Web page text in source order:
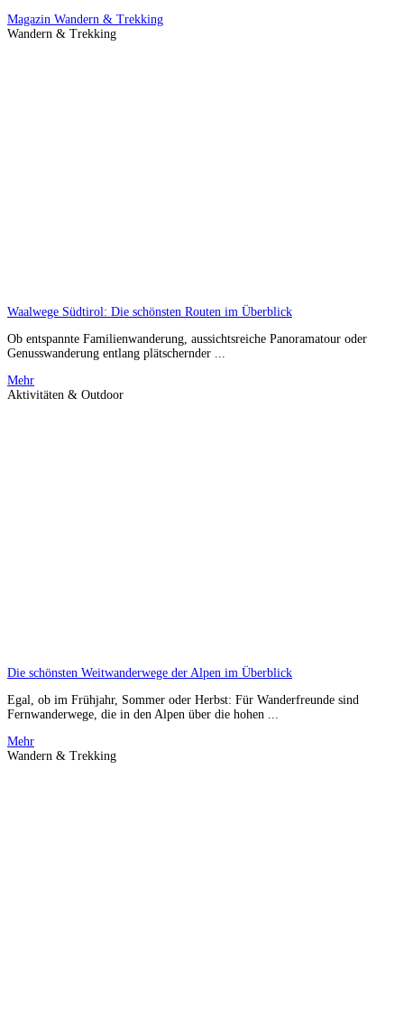
Magazin Wandern & Trekking
Wandern & Trekking
Waalwege Südtirol: Die schönsten Routen im Überblick
Ob entspannte Familienwanderung, aussichtsreiche Panoramatour oder
Genusswanderung entlang plätschernder ...
Mehr
Aktivitäten & Outdoor
Die schönsten Weitwanderwege der Alpen im Überblick
Egal, ob im Frühjahr, Sommer oder Herbst: Für Wanderfreunde sind
Fernwanderwege, die in den Alpen über die hohen ...
Mehr
Wandern & Trekking